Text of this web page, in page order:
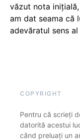
văzut nota
am dat seama că
adevăratul sens
COPYRIGHT
Pentru că scrieți
datorită acestui
când preluați un